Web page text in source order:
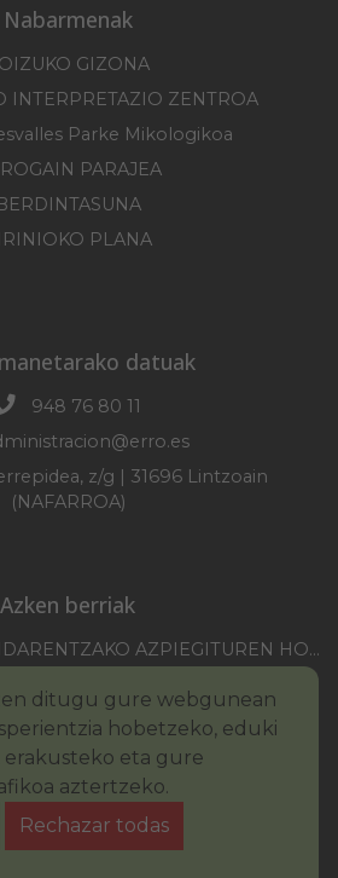
Nabarmenak
GIZONA
INTERPRETAZIO ZENTROA
Parke Mikologikoa
PARAJEA
PLANA
datuak
948 76 80 11
z/g | 31696 Lintzoain
(NAFARROA)
Azken berriak
ERROIBARKO AZIENDARENTZAKO AZPIEGITUREN HOBEKUNTZA 2025-2026 KANPAINA
KONTSUMO ARDURATSUA
GAINEKO ZERGA
ditugu gure webgunean
hobetzeko, eduki
eta gure
aztertzeko.
Rechazar todas